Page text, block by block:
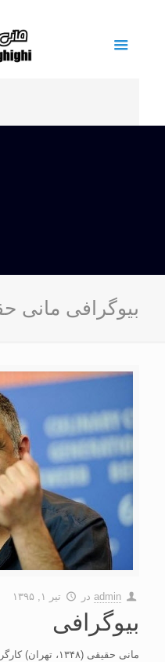
بیوگرافی مانی
admin در تیر ۱, ۱۳۹۵
بیوگرافی
مانی حقیقی